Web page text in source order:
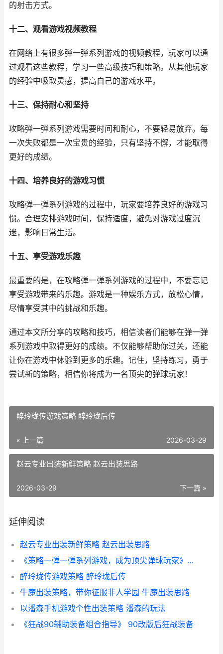
的射击方式。
十二、观看游戏视频教程
在网络上有很多弹一弹系列游戏的视频教程，玩家可以通
过观看这些教程，学习一些高级技巧和策略。从其他玩家
的经验中吸取灵感，提高自己的游戏水平。
十三、保持耐心和坚持
攻略弹一弹系列游戏需要时间和耐心，不要轻易放弃。每
一次失败都是一次宝贵的经验，只有坚持不懈，才能取得
更好的成绩。
十四、培养良好的游戏习惯
攻略弹一弹系列游戏的过程中，玩家要培养良好的游戏习
惯。合理安排游戏时间，保持适度，避免对游戏过度沉
迷，影响日常生活。
十五、享受游戏乐趣
最重要的是，在攻略弹一弹系列游戏的过程中，不要忘记
享受游戏带来的乐趣。游戏是一种娱乐方式，放松心情，
尽情享受其中的挑战和乐趣。
通过本文所分享的攻略和技巧，相信读者们能够在弹一弹
系列游戏中取得更好的成绩。不仅能够帮助你过关，还能
让你在游戏中体验到更多的乐趣。记住，坚持练习，勇于
尝试新的策略，相信你将成为一名顶尖的弹球玩家！
醉玲珑传游戏策略 醉玲珑后传
« 上一篇 2026-03-29
赵云专业出装新鲜策略 赵云出装思路
下一篇 »
2026-03-29
延伸阅读
赵云专业出装新鲜策略 赵云出装思路
《策略一弹一弹系列游戏，成为顶尖弹球玩家》 策略一是谁写的
醉玲珑传游戏策略 醉玲珑后传
牛魔出装策略，带你征服非人学园 牛魔出装思路
以潘森手机游戏个性出装策略 潘森的玩法
《狂战90辅助装备组合指导》 90改版后狂战装备